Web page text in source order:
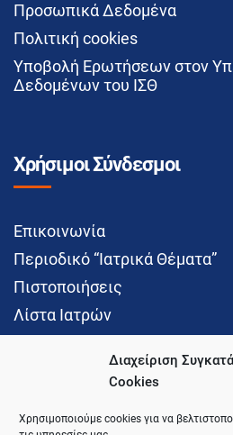
Διαχείριση
Cookies
Χρησιμοποιούμε cookies για να
Προσωπικά Δεδομένα
Πολιτική cookies
Υποβολή Ερωτήσεων στον
Δεδομένων του ΙΣΘ
Χρήσιμοι Σύνδεσμοι
Επικοινωνία
Περιοδικό “Ιατρικά Θέματα”
Πιστοποιήσεις
Λίστα Ιατρών
Social Media